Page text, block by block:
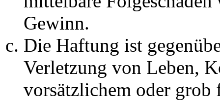
Gewinn.
Die Haftung ist
Verletzung von Leben,
vorsätzlichem oder grob